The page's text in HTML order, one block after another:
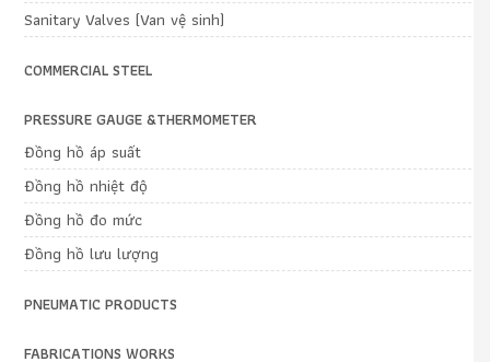
Sanitary Valves (Van vệ sinh)
COMMERCIAL STEEL
PRESSURE GAUGE &THERMOMETER
Đồng hồ áp suất
Đồng hồ nhiệt độ
Đồng hồ đo mức
Đồng hồ lưu lượng
PNEUMATIC PRODUCTS
FABRICATIONS WORKS